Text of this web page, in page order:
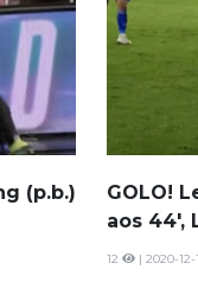
(p.b.)
GOLO!
aos 44',
12 | 2020-12-